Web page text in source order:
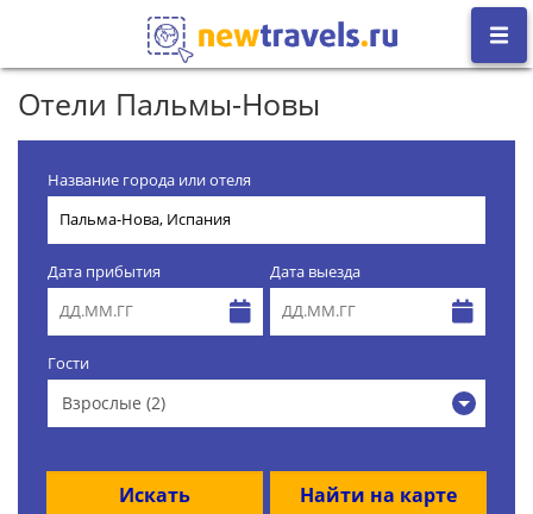
Отели Пальмы-Новы
Название города или отеля
Дата прибытия Дата выезда
Гости
Взрослые (2)
Искать Найти на карте